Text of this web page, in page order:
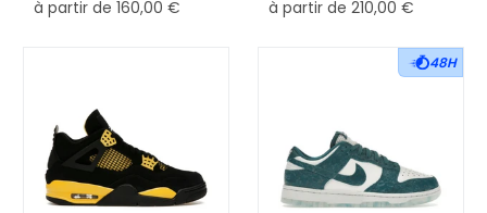
à partir de 160,00 € à partir de 210,00 €
48H